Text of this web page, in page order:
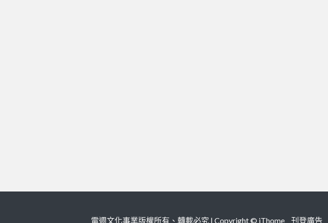
電週文化事業版權所有、轉載必究 | Copyright © iThome 刊登廣告